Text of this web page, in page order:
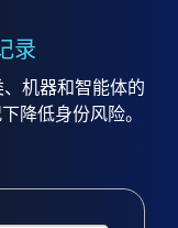
录
机器和智能体的
降低身份风险。